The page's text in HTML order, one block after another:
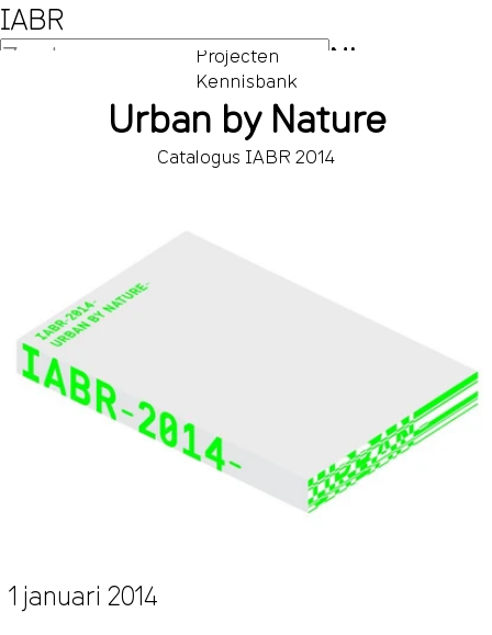
IABR
NL
Projecten
Kennisbank
Urban by Nature
Catalogus IABR 2014
1 januari 2014